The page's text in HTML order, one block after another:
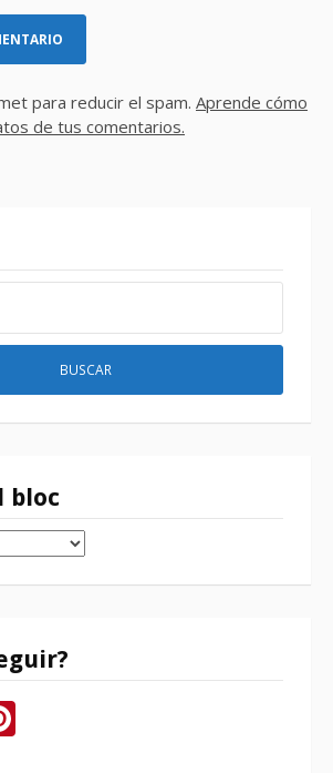
para reducir el spam. Aprende cómo
de tus comentarios.
bloc